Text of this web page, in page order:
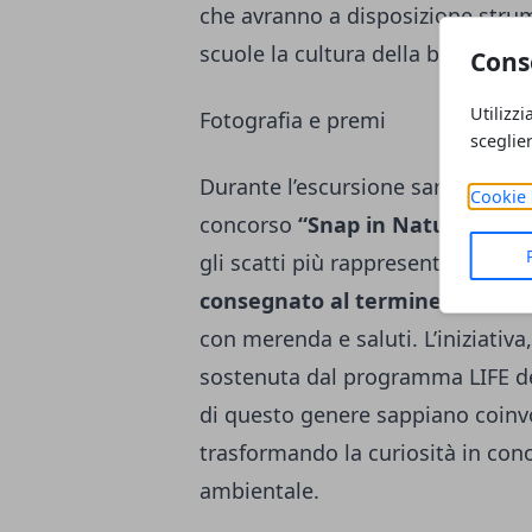
Cookie
che avranno a disposizione
scuole la cultura della
Fotografia e premi
Durante l’escursione sarà
concorso “Snap in Nature a
gli scatti più rappresentativi.
Il
consegnato al termine della
con merenda e saluti.
sostenuta dal programma LIFE
di questo genere sappiano
trasformando la curiosità in
ambientale.